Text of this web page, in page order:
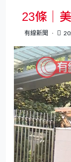
23條｜
有線新聞